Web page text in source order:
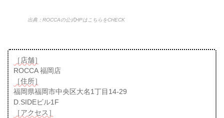
出典：ROCCAの公式HPはこちらをCHECK
［店舗］
ROCCA 福岡店
［住所］
福岡県福岡市中央区大名1丁目14-29
D.SIDEビル1F
［アクセス］